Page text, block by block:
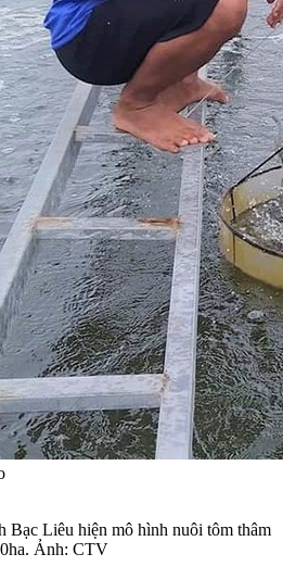
Bạc Liêu hiện mô hình nuôi tôm thâm
Ảnh: CTV